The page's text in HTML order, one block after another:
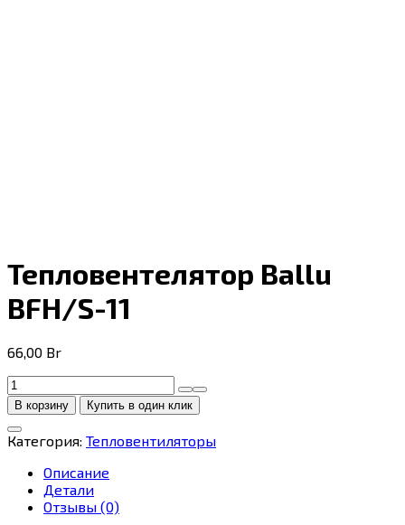
Тепловентелятор Ballu
BFH/S-11
66,00 Br
Количество
товара
Тепловентелятор
Ballu
BFH/S-
В корзину Купить в один клик
Категория: Тепловентиляторы
Описание
Детали
Отзывы (0)